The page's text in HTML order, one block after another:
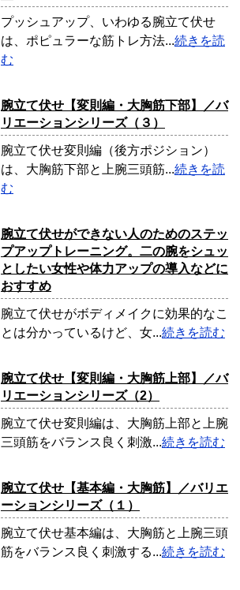
プッシュアップ、いわゆる腕立て伏せ
は、ポピュラーな筋トレ方法...続きを読
む
腕立て伏せ【変則編・大胸筋下部】／バ
リエーションシリーズ（３）
腕立て伏せ変則編（後方ポジション）
は、大胸筋下部と上腕三頭筋...続きを読
む
腕立て伏せができない人のためのステッ
プアップトレーニング。二の腕をシュッ
としたい女性や体力アップの導入などに
おすすめ
腕立て伏せがボディメイクに効果的なこ
とは分かっているけど、女...続きを読む
腕立て伏せ【変則編・大胸筋上部】／バ
リエーションシリーズ（2）
腕立て伏せ変則編は、大胸筋上部と上腕
三頭筋をバランス良く刺激...続きを読む
腕立て伏せ【基本編・大胸筋】／バリエ
ーションシリーズ（１）
腕立て伏せ基本編は、大胸筋と上腕三頭
筋をバランス良く刺激する...続きを読む